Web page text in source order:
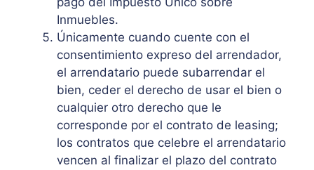
Inmuebles.
Únicamente cuando cuente con el
consentimiento expreso del arrendador,
el arrendatario puede subarrendar el
bien, ceder el derecho de usar el bien o
cualquier otro derecho que le
corresponde por el contrato de leasing;
los contratos que celebre el arrendatario
vencen al finalizar el plazo del contrato